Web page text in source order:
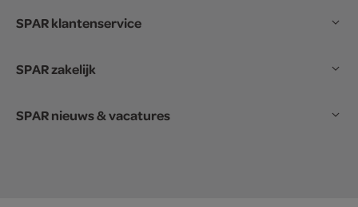
SPAR klantenservice
SPAR zakelijk
SPAR nieuws & vacatures